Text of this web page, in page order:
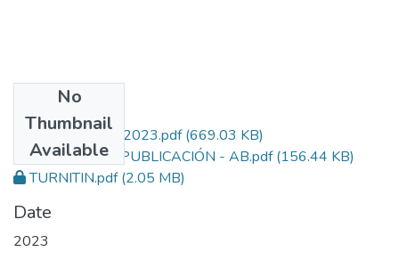
No
Thumbnail
Available
0042726870_T_2023.pdf(669.03 KB)
PERMISO DE PUBLICACIÓN - AB.pdf(156.44 KB)
TURNITIN.pdf(2.05 MB)
Date
2023